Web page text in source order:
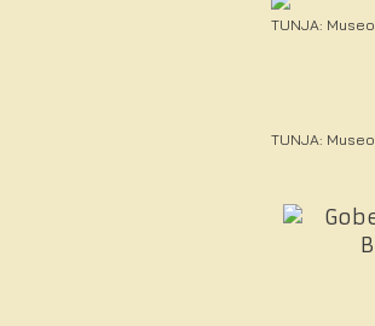
TUNJA:
TUNJA: